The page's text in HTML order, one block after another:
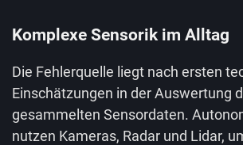
Komplexe Sensorik im Alltag
Die Fehlerquelle liegt nach ersten
Einschätzungen in der Auswertung
gesammelten Sensordaten.
nutzen Kameras, Radar und Lidar,